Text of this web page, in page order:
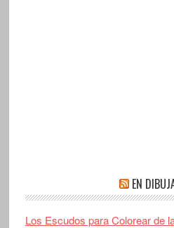
EN
Los Escudos para Colorear de